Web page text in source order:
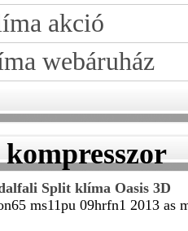
akció
webáruház
Split klíma Oasis 3D
ms11pu 09hrfn1 2013 as